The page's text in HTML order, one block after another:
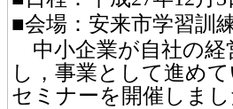
■会場：安来市学習訓
中小企業が自社の経
し，事業として進め
セミナーを開催しまし